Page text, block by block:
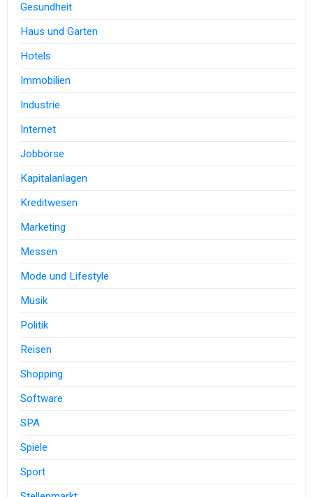
Gesundheit
Haus und Garten
Hotels
Immobilien
Industrie
Internet
Jobbörse
Kapitalanlagen
Kreditwesen
Marketing
Messen
Mode und Lifestyle
Musik
Politik
Reisen
Shopping
Software
SPA
Spiele
Sport